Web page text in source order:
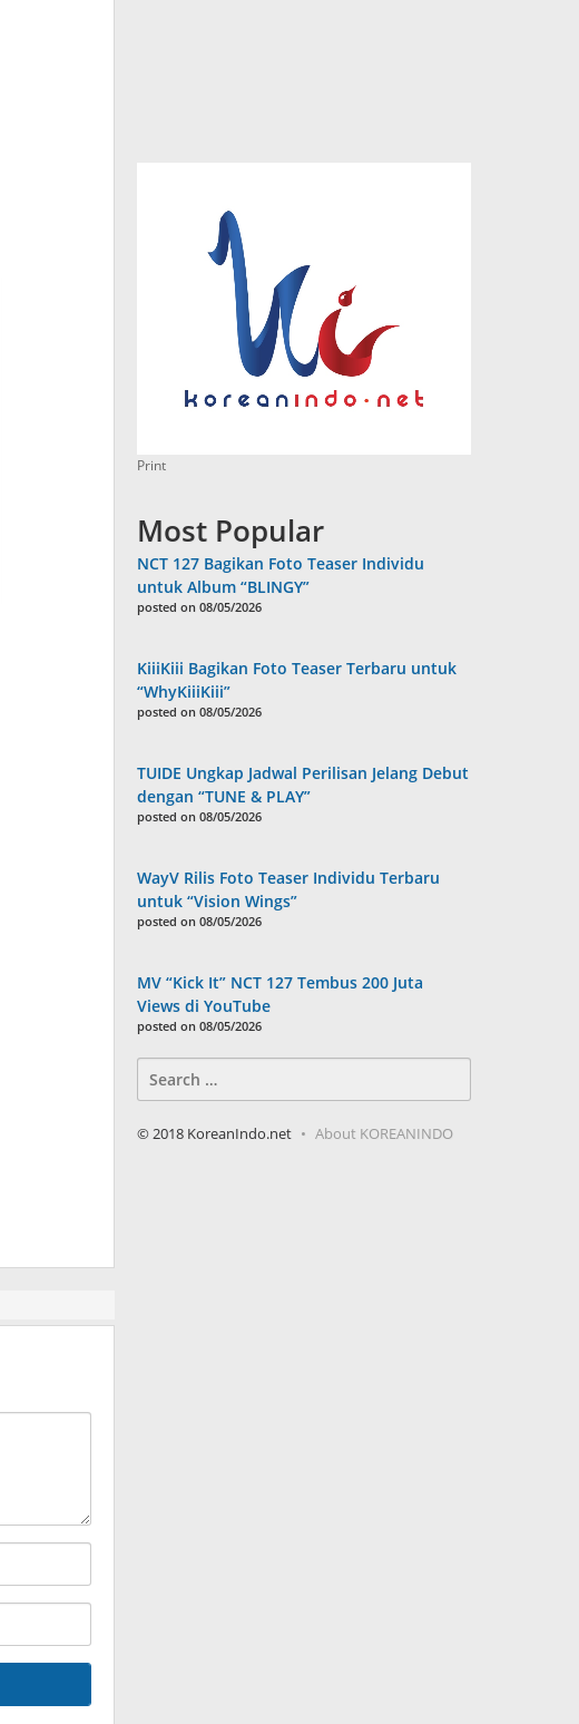
Print
Most Popular
NCT 127 Bagikan Foto Teaser Individu
untuk Album “BLINGY”
posted on 08/05/2026
KiiiKiii Bagikan Foto Teaser Terbaru untuk
“WhyKiiiKiii”
posted on 08/05/2026
TUIDE Ungkap Jadwal Perilisan Jelang Debut
dengan “TUNE & PLAY”
posted on 08/05/2026
WayV Rilis Foto Teaser Individu Terbaru
untuk “Vision Wings”
posted on 08/05/2026
MV “Kick It” NCT 127 Tembus 200 Juta
Views di YouTube
posted on 08/05/2026
for:
© 2018 KoreanIndo.net About KOREANINDO